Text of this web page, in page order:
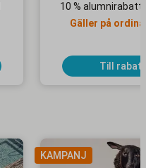
10 % alumnirabatt
Gäller på
Till
KAMPANJ